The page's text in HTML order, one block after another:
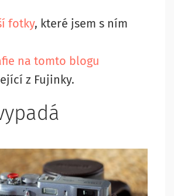
fotky, které jsem s ním
na tomto blogu
z Fujinky.